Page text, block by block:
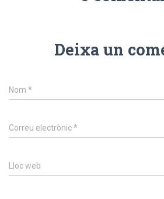
Deixa un
Nom *
Correu electrònic*
Lloc web